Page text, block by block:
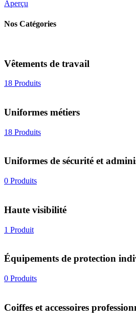
Aperçu
Nos Catégories
Vêtements de travail
18 Produits
Uniformes métiers
18 Produits
Uniformes de sécurité et
0 Produits
Haute visibilité
1 Produit
Équipements de protection
0 Produits
Coiffes et accessoires